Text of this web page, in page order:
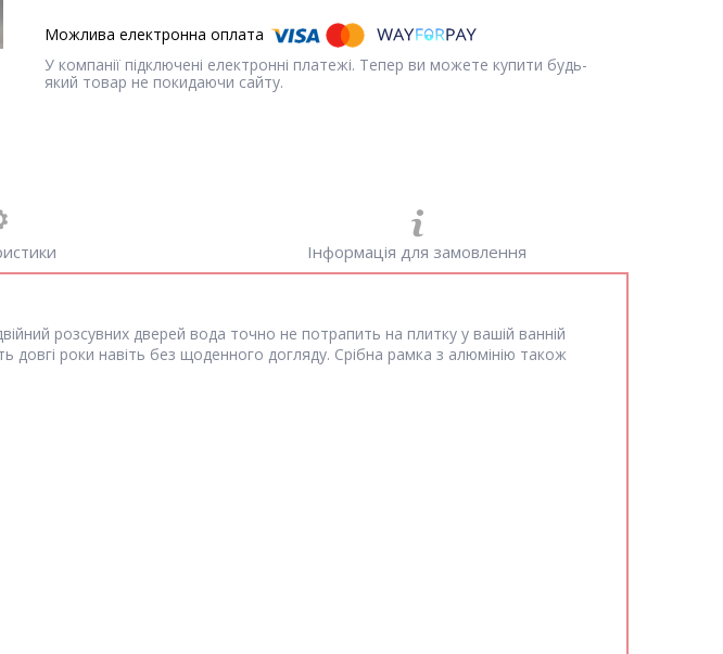
У компанії підключені електронні платежі. Тепер ви можете купити будь-
який товар не покидаючи сайту.
Інформація для замовлення
розсувних дверей вода точно не потрапить на плитку у вашій ванній
довгі роки навіть без щоденного догляду. Срібна рамка з алюмінію також